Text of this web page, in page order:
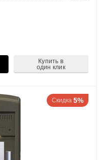
Купить в
один клик
Скидка 5%